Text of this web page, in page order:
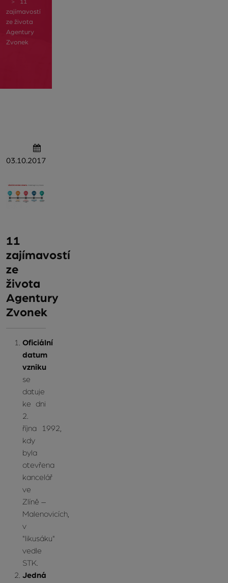
11
zajímavostí
ze života
Agentury
Zvonek
03.10.2017
11
zajímavostí
ze
života
Agentury
Zvonek
Oficiální
datum
vzniku
se
datuje
ke dni
2.
října 1992,
kdy
byla
otevřena
kancelář
ve
Zlíně –
Malenovicích,
v
"likusáku"
vedle
STK.
Jedná